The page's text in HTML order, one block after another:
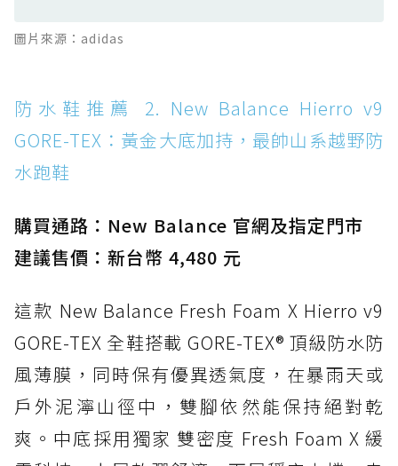
Boot：馬汀首款雨靴登場，經典八孔加上全防
防水鞋推薦 14. SKECHERS BADGER
WATERPROOF：一踩即穿懶人神器！搭載固特
異大底與全防水厚底健走鞋
防水鞋推薦 15. Brooks Cascadia 19 GTX：注
圖片來源：adidas
防水鞋推薦 2. New Balance Hierro v9
GORE-TEX：黃金大底加持，最帥山系越野防
水跑鞋
購買通路：New Balance 官網及指定門市
建議售價：新台幣 4,480 元
這款 New Balance Fresh Foam X Hierro v9
GORE-TEX 全鞋搭載 GORE-TEX® 頂級防水防
風薄膜，同時保有優異透氣度，在暴雨天或
戶外泥濘山徑中，雙腳依然能保持絕對乾
爽。中底採用獨家 雙密度 Fresh Foam X 緩